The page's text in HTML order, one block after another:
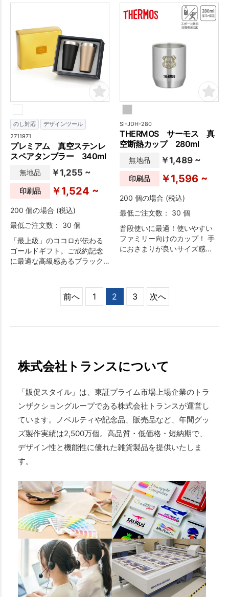
と環境と考慮したエコを兼ね
た次世代テーブルウェア。
のし対応 デザインツール
2711971
プレミアム 真空ステンレ
スペアタンブラー 340ml
無地品 ￥1,255 ~
印刷品 ￥1,524 ~
200 個の場合 (税込)
最低ご注文数： 30 個
「最上級」のココロが伝わる
ゴールドギフト。ご成約記念
に最適な高級感あるブラック
SI-JDH-280
THERMOS サーモス 真
空断熱カップ 280ml
無地品 ￥1,489 ~
印刷品 ￥1,596 ~
200 個の場合 (税込)
最低ご注文数： 30 個
普段使いに最適！使いやすい
ファミリー向けのカップ！ 手
におさまりが良いサイズ感
長持ち。
前へ 1 2 3 次へ
株式会社トランスについて
「販促スタイル」は、東証プライム市場上場企業のトラ
ンザクショングループである株式会社トランスが運営し
ています。ノベルティや記念品、販売品など、年間グッ
ズ製作実績は2,500万個。高品質・低価格・短納期で、
デザイン性と機能性に優れた雑貨製品を提供いたしま
す。